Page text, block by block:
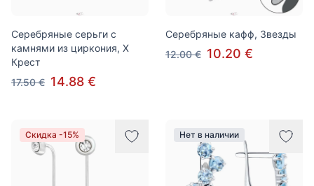
Серебряные серьги с
камнями из циркония, X
Крест
17.50 € 14.88 €
Серебряные кафф, Звезды
12.00 € 10.20 €
Скидка -15% Нет в наличии